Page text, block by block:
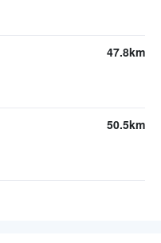
47.8km
50.5km